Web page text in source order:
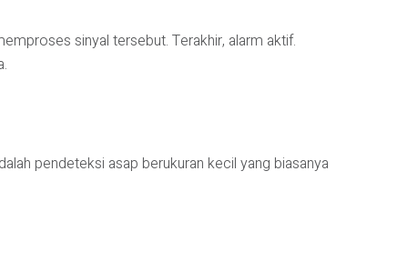
sinyal tersebut. Terakhir, alarm aktif.
pendeteksi asap berukuran kecil yang biasanya